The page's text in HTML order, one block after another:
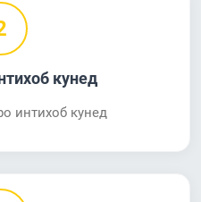
кунед
интихоб кунед